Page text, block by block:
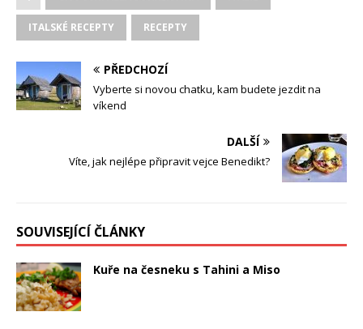
ITALSKÉ RECEPTY RECEPTY
PŘEDCHOZÍ
Vyberte si novou chatku, kam budete jezdit na
víkend
DALŠÍ
Víte, jak nejlépe připravit vejce Benedikt?
SOUVISEJÍCÍ ČLÁNKY
Kuře na česneku s Tahini a Miso